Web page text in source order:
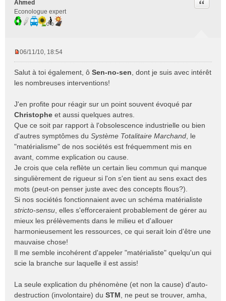
Ahmed
Econologue expert
Citer
s
s
g
e
n
l
u
06/11/10, 18:54
Salut à toi également, ô Sen-no-sen , dont je suis avec intérêt
les nombreuses interventions!
J'en profite pour réagir sur un point souvent évoqué par
Christophe et aussi quelques autres.
Que ce soit par rapport à l'obsolescence industrielle ou bien
d'autres symptômes du Système Totalitaire Marchand , le
"matérialisme" de nos sociétés est fréquemment mis en
avant, comme explication ou cause.
Je crois que cela reflète un certain lieu commun qui manque
singulièrement de rigueur si l'on s'en tient au sens exact des
mots (peut-on penser juste avec des concepts flous?).
Si nos sociétés fonctionnaient avec un schéma matérialiste
stricto-sensu , elles s'efforceraient probablement de gérer au
mieux les prélèvements dans le milieu et d'allouer
harmonieusement les ressources, ce qui serait loin d'être une
mauvaise chose!
Il me semble incohérent d'appeler "matérialiste" quelqu'un qui
scie la branche sur laquelle il est assis!
La seule explication du phénomène (et non la cause) d'auto-
destruction (involontaire) du STM , ne peut se trouver, amha,